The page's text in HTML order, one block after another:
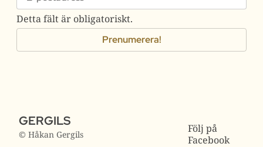
Detta fält är obligatoriskt.
GERGILS
© Håkan Gergils
Följ på
Facebook